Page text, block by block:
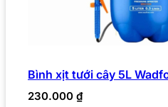
Bình xịt tưới cây 5L
230.000 ₫